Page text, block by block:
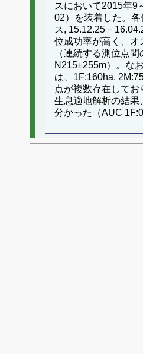
スにおいて2015年9
02）を装着した。
ス, 15.12.25－
位成功率が高く、
（連続する測位点
N215±255m）。な
は、1F:160ha,
点が複数存在して
生息適地解析の結
分かった（AUC